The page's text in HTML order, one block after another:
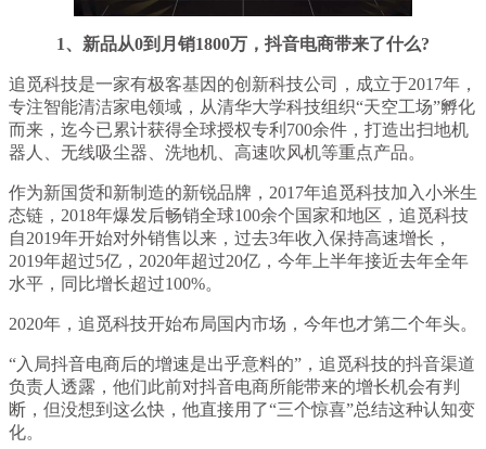
1、新品从0到月销1800万，抖音电商带来了什么?
追觅科技是一家有极客基因的创新科技公司，成立于2017年，
专注智能清洁家电领域，从清华大学科技组织“天空工场”孵化
而来，迄今已累计获得全球授权专利700余件，打造出扫地机
器人、无线吸尘器、洗地机、高速吹风机等重点产品。
作为新国货和新制造的新锐品牌，2017年追觅科技加入小米生
态链，2018年爆发后畅销全球100余个国家和地区，追觅科技
自2019年开始对外销售以来，过去3年收入保持高速增长，
2019年超过5亿，2020年超过20亿，今年上半年接近去年全年
水平，同比增长超过100%。
2020年，追觅科技开始布局国内市场，今年也才第二个年头。
“入局抖音电商后的增速是出乎意料的”，追觅科技的抖音渠道
负责人透露，他们此前对抖音电商所能带来的增长机会有判
断，但没想到这么快，他直接用了“三个惊喜”总结这种认知变
化。